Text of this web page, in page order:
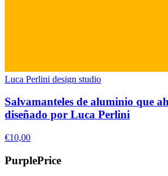
Luca Perlini design studio
Salvamanteles de aluminio que
diseñado por Luca Perlini
€10,00
PurplePrice